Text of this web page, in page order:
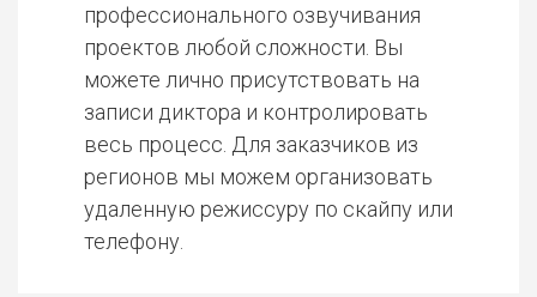
профессионального озвучивания
проектов любой сложности. Вы
можете лично присутствовать на
записи диктора и контролировать
весь процесс. Для заказчиков из
регионов мы можем организовать
удаленную режиссуру по скайпу или
телефону.